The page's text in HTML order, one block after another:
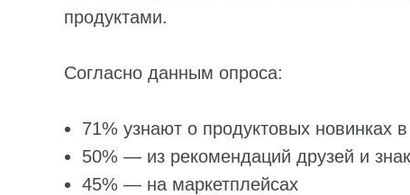
продуктами.
Согласно данным опроса:
71% узнают о продуктовых новинках
50% — из рекомендаций друзей и
45% — на маркетплейсах